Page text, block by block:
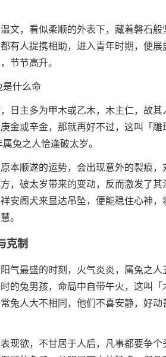
文，看似柔顺的外表下，藏着磐石
有人提携相助，进入青年时期，便
节节高升。
日主多为甲木或乙木，木主仁，故
金或辛金，那就再好不过，这叫「
兔之人恰逢破太岁。
本顺遂的运势，会出现意外的裂痕
，破太岁带来的变动，反而激发了其
安阁犬来显达吊坠，便能稳住心神，
。
克制
气最盛的时刻，火气炎炎，属兔之
的兔男孩，命局中自带午火，这叫
兔人大不相同，他们不喜安静，好动
现欲，不甘居于人后，凡事都要争个